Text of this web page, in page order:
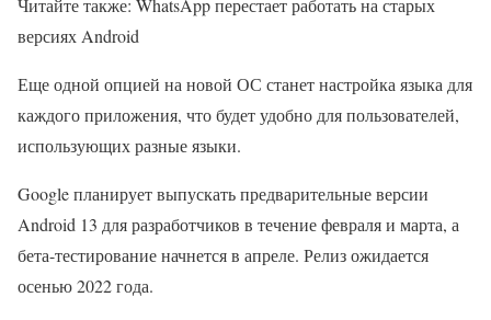
Читайте также: WhatsApp перестает работать на старых
версиях Android
Еще одной опцией на новой ОС станет настройка языка для
каждого приложения, что будет удобно для пользователей,
использующих разные языки.
Google планирует выпускать предварительные версии
Android 13 для разработчиков в течение февраля и марта, а
бета-тестирование начнется в апреле. Релиз ожидается
осенью 2022 года.